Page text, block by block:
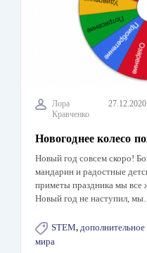
Лора
Кравченко
27.12.2020
Новогоднее колесо
Новый год совсем скоро!
мандарин и радостные
приметы праздника мы все
Новый год не наступил, мы…
STEM,
мира